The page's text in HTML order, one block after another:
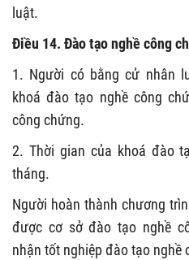
luật.
Điều 14. Đào tạo nghề công
1. Người có bằng cử nhân
khoá đào tạo nghề công
công chứng.
2. Thời gian của khoá đào
tháng.
Người hoàn thành chương
được cơ sở đào tạo nghề
nhận tốt nghiệp đào tạo nghề